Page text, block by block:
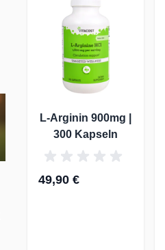
L-Arginin 900mg |
300 Kapseln
49,90 €